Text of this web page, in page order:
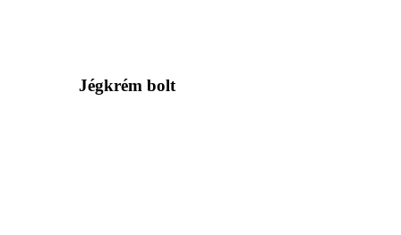
Jégkrém bolt